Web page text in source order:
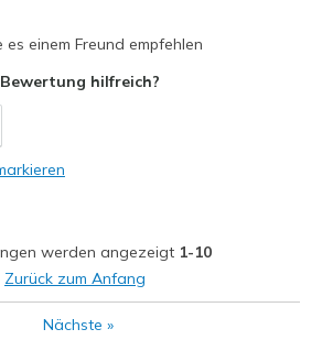
es einem Freund empfehlen
hilfreich?
werden angezeigt 1-10
Zurück zum Anfang
Nächste »